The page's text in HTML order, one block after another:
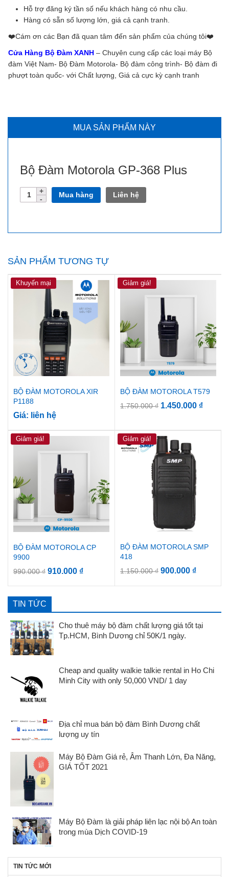
Hỗ trợ đăng ký tần số nếu khách hàng có nhu cầu.
Hàng có sẵn số lượng lớn, giá cả cạnh tranh.
❤️️Cám ơn các Bạn đã quan tâm đến sản phẩm của chúng tôi❤️️
Cửa Hàng Bộ Đàm XANH – Chuyên cung cấp các loại máy Bộ
đàm Việt Nam- Bộ Đàm Motorola- Bộ đàm công trình- Bộ đàm đi
phượt toàn quốc- với Chất lượng, Giá cả cực kỳ cạnh tranh
MUA SẢN PHẨM NÀY
Bộ Đàm Motorola GP-368 Plus
Số
lượng
Mua hàng Liên hệ
SẢN PHẨM TƯƠNG TỰ
Khuyến mại
BỘ ĐÀM MOTOROLA XIR
P1188
Giá: liên hệ
Giảm giá!
BỘ ĐÀM MOTOROLA T579
1.750.000₫ 1.450.000 ₫
Giảm giá!
BỘ ĐÀM MOTOROLA CP
9900
990.000₫ 910.000 ₫
Giảm giá!
BỘ ĐÀM MOTOROLA SMP
418
1.150.000₫ 900.000 ₫
TIN TỨC
Cho thuê máy bộ đàm chất lượng giá tốt tại
Tp.HCM, Bình Dương chỉ 50K/1 ngày.
Cheap and quality walkie talkie rental in Ho Chi
Minh City with only 50,000 VND/ 1 day
Địa chỉ mua bán bộ đàm Bình Dương chất
lượng uy tín
Máy Bộ Đàm Giá rẻ, Âm Thanh Lớn, Đa Năng,
GIÁ TỐT 2021
Máy Bộ Đàm là giải pháp liên lạc nội bộ An toàn
trong mùa Dịch COVID-19
TIN TỨC MỚI